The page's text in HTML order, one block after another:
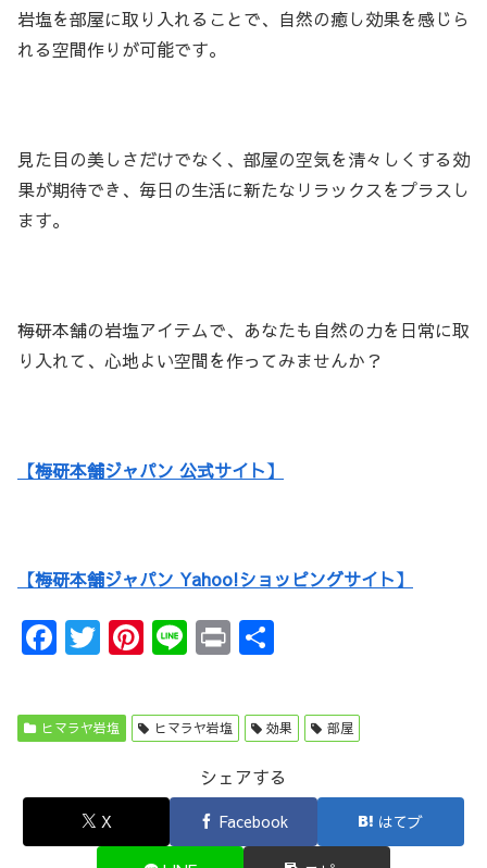
岩塩を部屋に取り入れることで、自然の癒し効果を感じら
れる空間作りが可能です。
見た目の美しさだけでなく、部屋の空気を清々しくする効
果が期待でき、毎日の生活に新たなリラックスをプラスし
ます。
梅研本舗の岩塩アイテムで、あなたも自然の力を日常に取
り入れて、心地よい空間を作ってみませんか？
【梅研本舗ジャパン 公式サイト】
【梅研本舗ジャパン Yahoo!ショッピングサイト】
F
a
c
e
o
o
T
w
it
te
Pi
nt
er
e
Li
n
e
Pr
in
t
ヒマラヤ岩塩 ヒマラヤ岩塩 効果 部屋
シェアする
X Facebook はてブ